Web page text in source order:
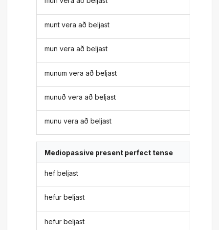
munt vera að beljast
mun vera að beljast
munum vera að beljast
munuð vera að beljast
munu vera að beljast
Mediopassive present perfect tense
hef beljast
hefur beljast
hefur beljast